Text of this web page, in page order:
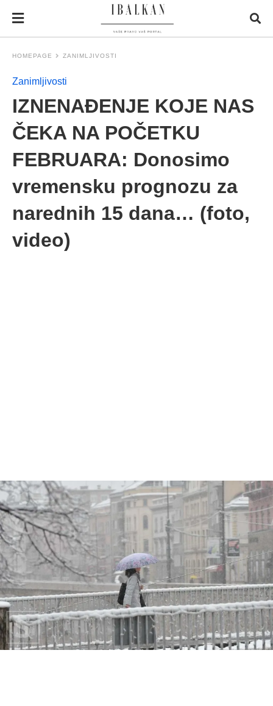
HOMEPAGE ZANIMLJIVOSTI
Zanimljivosti
IZNENAĐENJE KOJE NAS
ČEKA NA POČETKU
FEBRUARA: Donosimo
vremensku prognozu za
narednih 15 dana… (foto,
video)